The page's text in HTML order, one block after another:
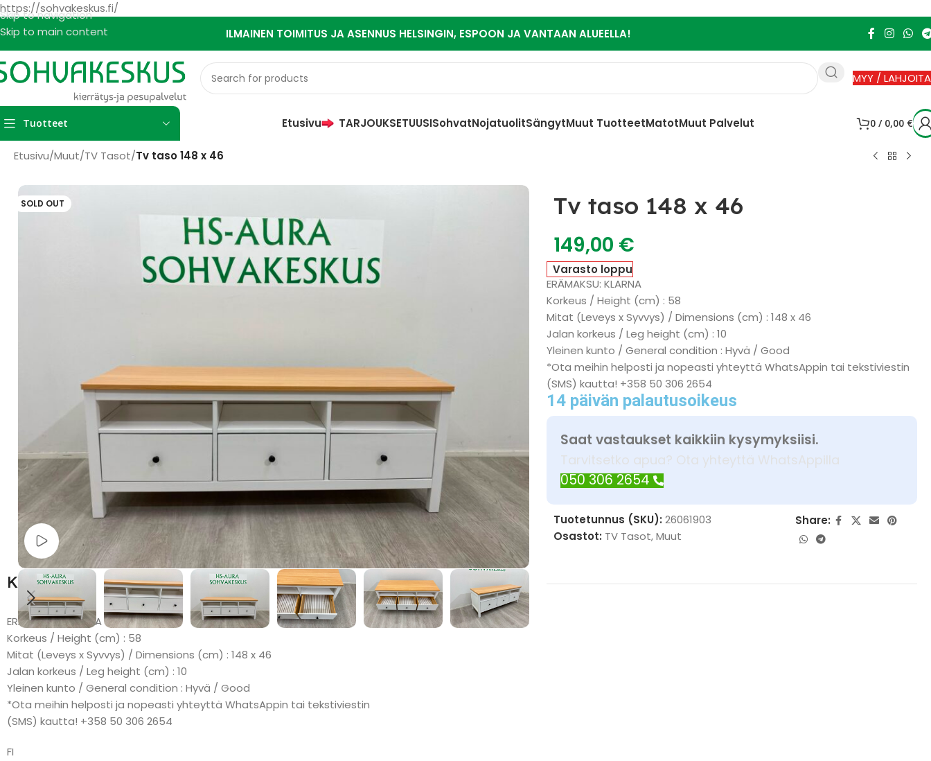
https://sohvakeskus.fi/
Skip to navigation
Skip to main content
ILMAINEN TOIMITUS JA ASENNUS HELSINGIN, ESPOON JA VANTAAN ALUEELLA!
MYY / LAHJOITA
Tuotteet Etusivu TARJOUKSETUUSISohvatNojatuolitSängytMuut TuotteetMatotMuut Palvelut 0 / 0,00 €
Etusivu/Muut/TV Tasot/Tv taso 148 x 46
SOLD OUT
Watch video
Tv taso 148 x 46
149,00 €
Varasto loppu
ERÄMAKSU: KLARNA
Korkeus / Height (cm) : 58
Mitat (Leveys x Syvvys) / Dimensions (cm) : 148 x 46
Jalan korkeus / Leg height (cm) : 10
Yleinen kunto / General condition : Hyvä / Good
*Ota meihin helposti ja nopeasti yhteyttä WhatsAppin tai tekstiviestin
(SMS) kautta! +358 50 306 2654
14 päivän palautusoikeus
Saat vastaukset kaikkiin kysymyksiisi.
Tarvitsetko apua? Ota yhteyttä WhatsAppilla
050 306 2654
Tuotetunnus (SKU):26061903
Osastot: TV Tasot,Muut
Share:
Kuvaus
ERÄMAKSU: KLARNA
Korkeus / Height (cm) : 58
Mitat (Leveys x Syvvys) / Dimensions (cm) : 148 x 46
Jalan korkeus / Leg height (cm) : 10
Yleinen kunto / General condition : Hyvä / Good
*Ota meihin helposti ja nopeasti yhteyttä WhatsAppin tai tekstiviestin
(SMS) kautta! +358 50 306 2654
FI